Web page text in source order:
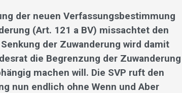
der neuen Verfassungsbestimmung
(Art. 121 a BV) missachtet den
der Zuwanderung wird damit
die Begrenzung der Zuwanderung
machen will. Die SVP ruft den
nun endlich ohne Wenn und Aber